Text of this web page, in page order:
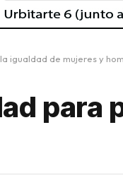
igualdad de mujeres y
para